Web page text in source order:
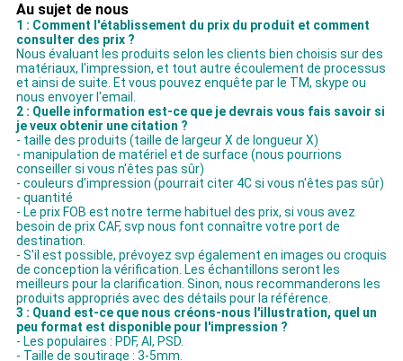
Au sujet de nous
1 : Comment l'établissement du prix du produit et comment
consulter des prix ?
Nous évaluant les produits selon les clients bien choisis sur des
matériaux, l'impression, et tout autre écoulement de processus
et ainsi de suite. Et vous pouvez enquête par le TM, skype ou
nous envoyer l'email.
2 : Quelle information est-ce que je devrais vous fais savoir si
je veux obtenir une citation ?
- taille des produits (taille de largeur X de longueur X)
- manipulation de matériel et de surface (nous pourrions
conseiller si vous n'êtes pas sûr)
- couleurs d'impression (pourrait citer 4C si vous n'êtes pas sûr)
- quantité
- Le prix FOB est notre terme habituel des prix, si vous avez
besoin de prix CAF, svp nous font connaître votre port de
destination.
- S'il est possible, prévoyez svp également en images ou croquis
de conception la vérification. Les échantillons seront les
meilleurs pour la clarification. Sinon, nous recommanderons les
produits appropriés avec des détails pour la référence.
3 : Quand est-ce que nous créons-nous l'illustration, quel un
peu format est disponible pour l'impression ?
- Les populaires : PDF, AI, PSD.
- Taille de soutirage : 3-5mm.